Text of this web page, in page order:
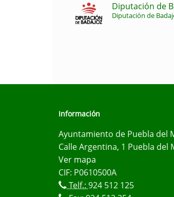
Diputación de
Diputación de
Información
Ayuntamiento de Puebla del
Calle Argentina, 1 Puebla del
Ver mapa
CIF: P0610500A
Telf.: 924 512 125